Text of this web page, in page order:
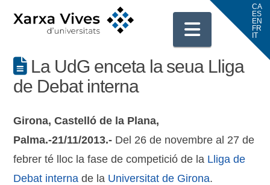
La UdG enceta la seua Lliga
de Debat interna
Girona, Castelló de la Plana,
Palma.-21/11/2013.- Del 26 de novembre al 27 de
febrer té lloc la fase de competició de la Lliga de
Debat interna de la Universitat de Girona.